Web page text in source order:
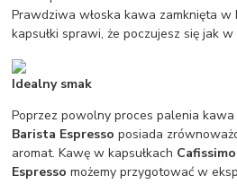
Prawdziwa włoska kawa zamknięta
kapsułki sprawi, że poczujesz się jak
Idealny smak
Poprzez powolny proces palenia kawa
Barista Espresso posiada
aromat. Kawę w kapsułkach
Espresso możemy przygotować w